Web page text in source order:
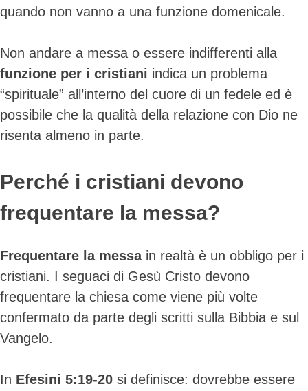
quando non vanno a una funzione domenicale.
Non andare a messa o essere indifferenti alla
funzione per i cristiani indica un problema
“spirituale” all’interno del cuore di un fedele ed è
possibile che la qualità della relazione con Dio ne
risenta almeno in parte.
Perché i cristiani devono
frequentare la messa?
Frequentare la messain realtà è un obbligo per i
cristiani. I seguaci di Gesù Cristo devono
frequentare la chiesa come viene più volte
confermato da parte degli scritti sulla Bibbia e sul
Vangelo.
In Efesini 5:19-20 si definisce: dovrebbe essere